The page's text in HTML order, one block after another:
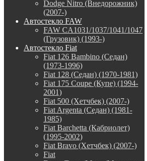
Dodge Nitro (Внедорожник)
(2007-)
Автостекло FAW
FAW CA1031/1037/1041/1047
(Грузовик) (1993-)
Автостекло Fiat
Fiat 126 Bambino (Седан)
(1973-1996)
Fiat 128 (Седан) (1970-1981)
Fiat 175 Coupe (Купе) (1994-
2001)
Fiat 500 (Хетчбек) (2007-)
Fiat Argenta (Седан) (1981-
1985)
Fiat Barchetta (Кабриолет)
(1995-2002)
Fiat Bravo (Хетчбек) (2007-)
Fiat